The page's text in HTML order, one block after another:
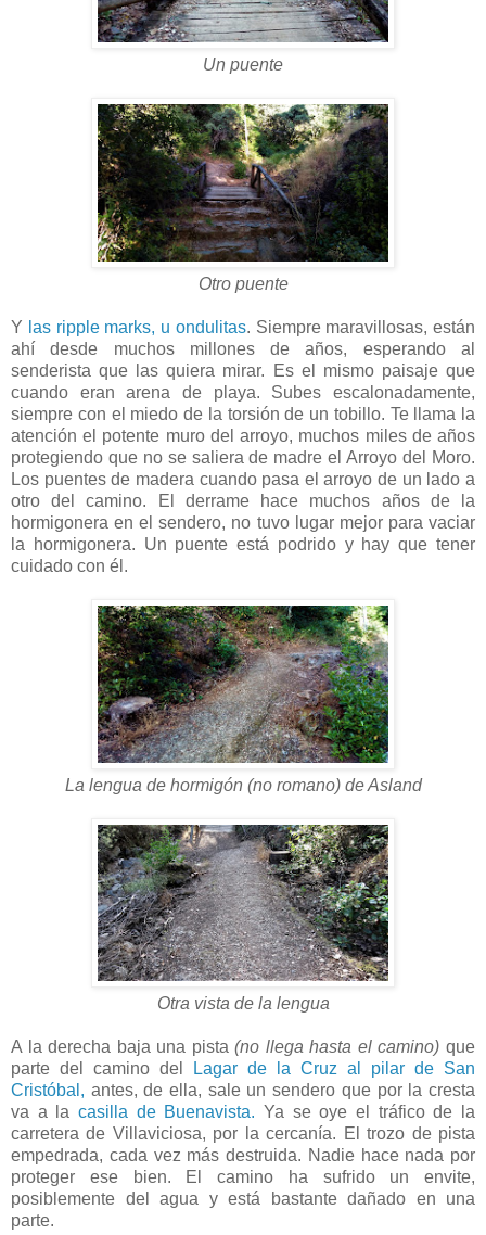
Un puente
Otro puente
Y las ripple marks, u ondulitas. Siempre maravillosas, están
ahí desde muchos millones de años, esperando al
senderista que las quiera mirar. Es el mismo paisaje que
cuando eran arena de playa. Subes escalonadamente,
siempre con el miedo de la torsión de un tobillo. Te llama la
atención el potente muro del arroyo, muchos miles de años
protegiendo que no se saliera de madre el Arroyo del Moro.
Los puentes de madera cuando pasa el arroyo de un lado a
otro del camino. El derrame hace muchos años de la
hormigonera en el sendero, no tuvo lugar mejor para vaciar
la hormigonera. Un puente está podrido y hay que tener
cuidado con él.
La lengua de hormigón (no romano) de Asland
Otra vista de la lengua
A la derecha baja una pista(no llega hasta el camino)que
parte del camino del
Lagar de la Cruz al pilar de San
Cristóbal, antes, de ella, sale un sendero que por la cresta
va a la casilla de Buenavista. Ya se oye el tráfico de la
carretera de Villaviciosa, por la cercanía. El trozo de pista
empedrada, cada vez más destruida. Nadie hace nada por
proteger ese bien. El camino ha sufrido un envite,
posiblemente del agua y está bastante dañado en una
parte.